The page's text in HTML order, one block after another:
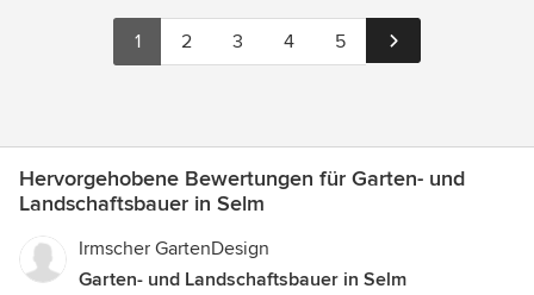
1 2 3 4 5
Hervorgehobene Bewertungen für Garten- und
Landschaftsbauer in Selm
Irmscher GartenDesign
Garten- und Landschaftsbauer in Selm